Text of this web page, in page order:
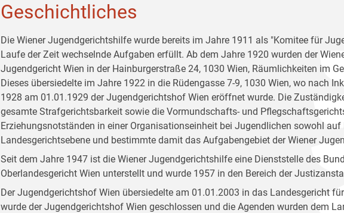
Geschichtliches
Die Wiener Jugendgerichtshilfe wurde bereits im Jahre 1911 als "Komitee für
Laufe der Zeit wechselnde Aufgaben erfüllt. Ab dem Jahre 1920 wurden der
Jugendgericht Wien in der Hainburgerstraße 24, 1030 Wien, Räumlichkeiten im
Dieses übersiedelte im Jahre 1922 in die Rüdengasse 7-9, 1030 Wien, wo nach
1928 am 01.01.1929 der Jugendgerichtshof Wien eröffnet wurde. Die
gesamte Strafgerichtsbarkeit sowie die Vormundschafts- und
Erziehungsnotständen in einer Organisationseinheit bei Jugendlichen sowohl
Landesgerichtsebene und bestimmte damit das Aufgabengebiet der Wiener
Seit dem Jahre 1947 ist die Wiener Jugendgerichtshilfe eine Dienststelle des
Oberlandesgericht Wien unterstellt und wurde 1957 in den Bereich der
Der Jugendgerichtshof Wien übersiedelte am 01.01.2003 in das Landesgericht
wurde der Jugendgerichtshof Wien geschlossen und die Agenden wurden dem